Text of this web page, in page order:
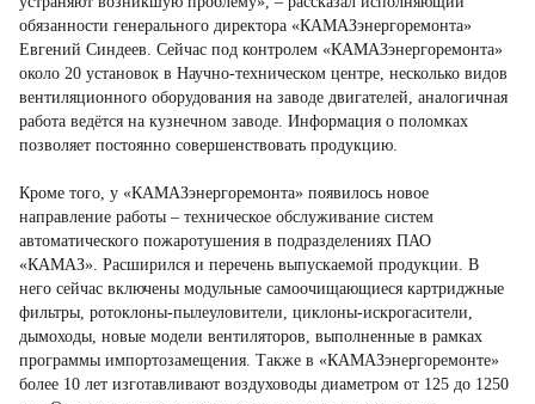
обязанности генерального директора «КАМАЗэнергоремонта»
Евгений Синдеев. Сейчас под контролем «КАМАЗэнергоремонта»
около 20 установок в Научно-техническом центре, несколько видов
вентиляционного оборудования на заводе двигателей, аналогичная
работа ведётся на кузнечном заводе. Информация о поломках
позволяет постоянно совершенствовать продукцию.
Кроме того, у «КАМАЗэнергоремонта» появилось новое
направление работы – техническое обслуживание систем
автоматического пожаротушения в подразделениях ПАО
«КАМАЗ». Расширился и перечень выпускаемой продукции. В
него сейчас включены модульные самоочищающиеся картриджные
фильтры, ротоклоны-пылеуловители, циклоны-искрогасители,
дымоходы, новые модели вентиляторов, выполненные в рамках
программы импортозамещения. Также в «КАМАЗэнергоремонте»
более 10 лет изготавливают воздуховоды диаметром от 125 до 1250